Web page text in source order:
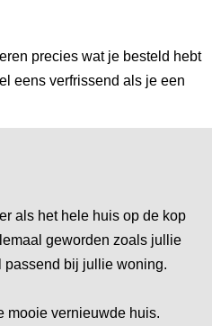
precies wat je besteld hebt
eens verfrissend als je een
als het hele huis op de kop
geworden zoals jullie
passend bij jullie woning.
mooie vernieuwde huis.